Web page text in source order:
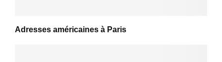
Adresses américaines à Paris